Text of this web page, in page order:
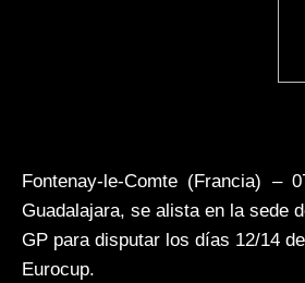
Fontenay-le-Comte (Francia) –
Guadalajara, se alista en la sede
GP para disputar los días 12/14
Eurocup.